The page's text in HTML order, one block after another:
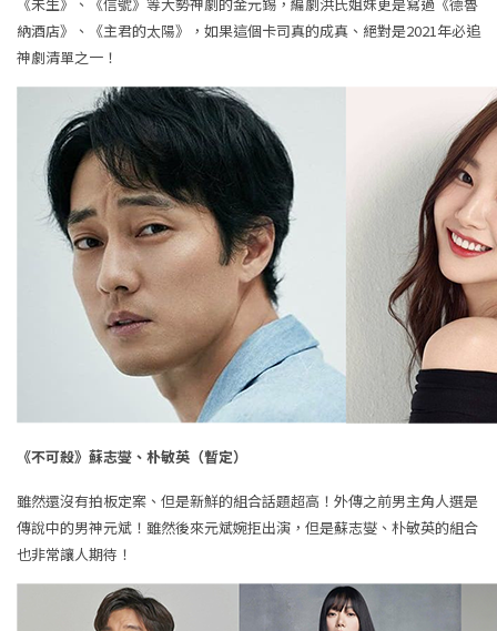
納酒店》、《主君的太陽》，如果這個卡司真的成真、絕對是2021年必追
神劇清單之一！
《不可殺》蘇志燮、朴敏英（暫定）
雖然還沒有拍板定案、但是新鮮的組合話題超高！外傳之前男主角人選是
傳說中的男神元斌！雖然後來元斌婉拒出演，但是蘇志燮、朴敏英的組合
也非常讓人期待！